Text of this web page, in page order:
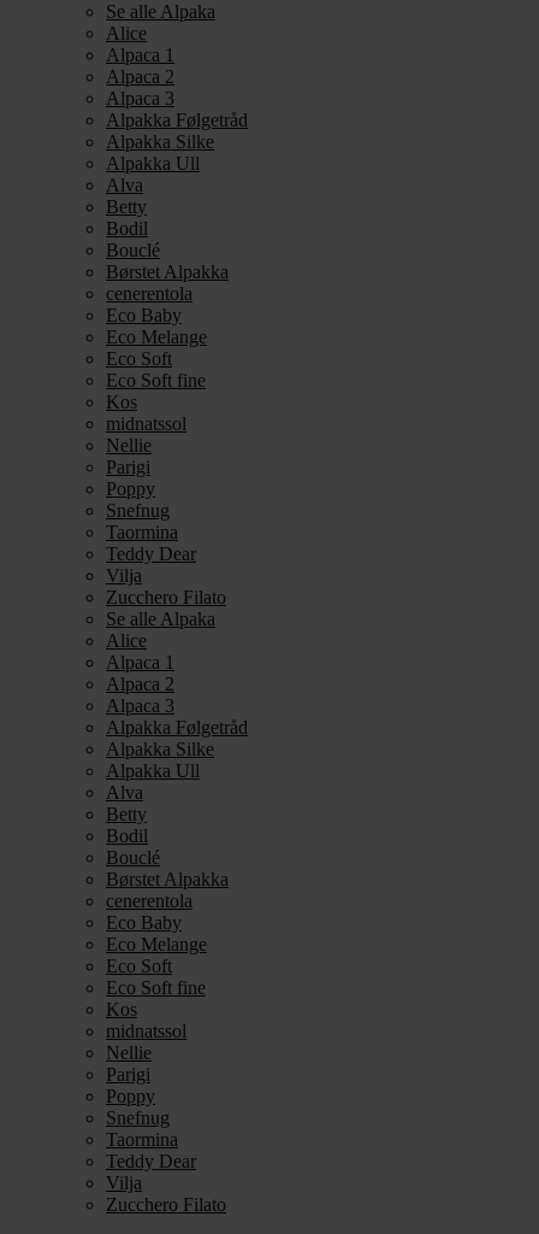
Se alle Alpaka
Alice
Alpaca 1
Alpaca 2
Alpaca 3
Alpakka Følgetråd
Alpakka Silke
Alpakka Ull
Alva
Betty
Bodil
Bouclé
Børstet Alpakka
cenerentola
Eco Baby
Eco Melange
Eco Soft
Eco Soft fine
Kos
midnatssol
Nellie
Parigi
Poppy
Snefnug
Taormina
Teddy Dear
Vilja
Zucchero Filato
Se alle Alpaka
Alice
Alpaca 1
Alpaca 2
Alpaca 3
Alpakka Følgetråd
Alpakka Silke
Alpakka Ull
Alva
Betty
Bodil
Bouclé
Børstet Alpakka
cenerentola
Eco Baby
Eco Melange
Eco Soft
Eco Soft fine
Kos
midnatssol
Nellie
Parigi
Poppy
Snefnug
Taormina
Teddy Dear
Vilja
Zucchero Filato